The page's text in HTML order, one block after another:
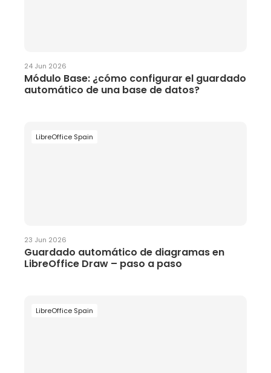
24 Jun 2026
Módulo Base: ¿cómo configurar el guardado
automático de una base de datos?
LibreOffice Spain
23 Jun 2026
Guardado automático de diagramas en
LibreOffice Draw – paso a paso
LibreOffice Spain